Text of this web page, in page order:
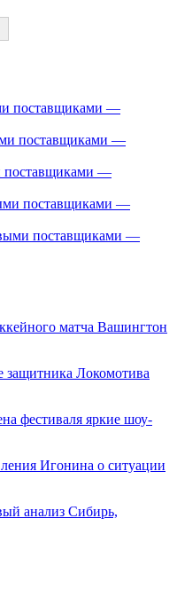
поставщиками —
поставщиками —
поставщиками —
поставщиками —
поставщиками —
матча Вашингтон
защитника Локомотива
фестиваля яркие шоу-
Игонина о ситуации
анализ Сибирь,